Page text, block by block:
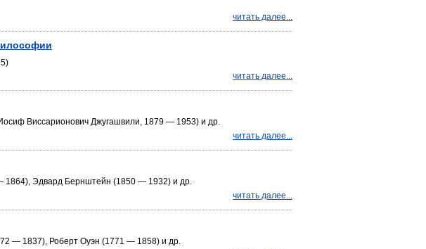
читать далее...
читать далее...
Виссарионович Джугашвили, 1879 — 1953) и др.
читать далее...
1864), Эдвард Бернштейн (1850 — 1932) и др.
читать далее...
— 1837), Роберт Оуэн (1771 — 1858) и др.